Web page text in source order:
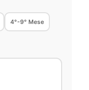
4°-9° Mese